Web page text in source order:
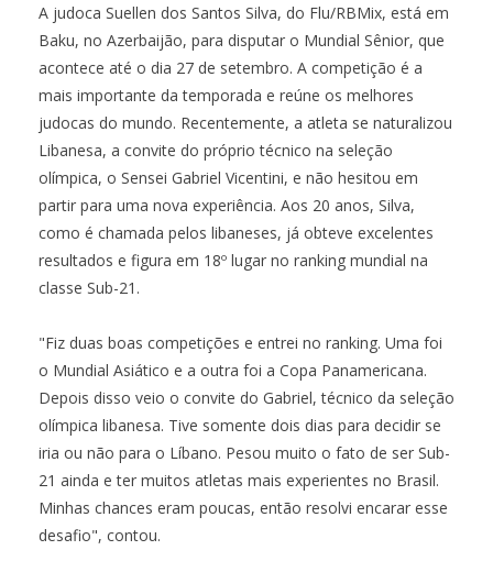
A judoca Suellen dos Santos Silva, do Flu/RBMix, está em
Baku, no Azerbaijão, para disputar o Mundial Sênior, que
acontece até o dia 27 de setembro. A competição é a
mais importante da temporada e reúne os melhores
judocas do mundo. Recentemente, a atleta se naturalizou
Libanesa, a convite do próprio técnico na seleção
olímpica, o Sensei Gabriel Vicentini, e não hesitou em
partir para uma nova experiência. Aos 20 anos, Silva,
como é chamada pelos libaneses, já obteve excelentes
resultados e figura em 18º lugar no ranking mundial na
classe Sub-21.
"Fiz duas boas competições e entrei no ranking. Uma foi
o Mundial Asiático e a outra foi a Copa Panamericana.
Depois disso veio o convite do Gabriel, técnico da seleção
olímpica libanesa. Tive somente dois dias para decidir se
iria ou não para o Líbano. Pesou muito o fato de ser Sub-
21 ainda e ter muitos atletas mais experientes no Brasil.
Minhas chances eram poucas, então resolvi encarar esse
desafio", contou.